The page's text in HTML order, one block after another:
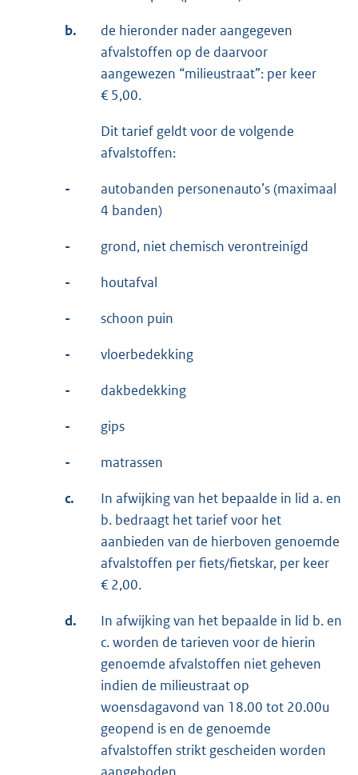
b.
de hieronder nader aangegeven
afvalstoffen op de daarvoor
aangewezen “milieustraat”: per keer
€ 5,00.
Dit tarief geldt voor de volgende
afvalstoffen:
-
autobanden personenauto’s (maximaal
4 banden)
- grond, niet chemisch verontreinigd
- houtafval
- schoon puin
- vloerbedekking
- dakbedekking
- gips
- matrassen
c.
In afwijking van het bepaalde in lid a. en
b. bedraagt het tarief voor het
aanbieden van de hierboven genoemde
afvalstoffen per fiets/fietskar, per keer
€ 2,00.
d.
In afwijking van het bepaalde in lid b. en
c. worden de tarieven voor de hierin
genoemde afvalstoffen niet geheven
indien de milieustraat op
woensdagavond van 18.00 tot 20.00u
geopend is en de genoemde
afvalstoffen strikt gescheiden worden